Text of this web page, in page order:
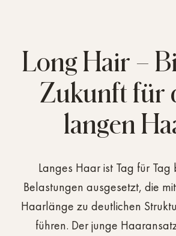
Long Hair –
Zukunft für
langen
Langes Haar ist Tag für Tag
Belastungen ausgesetzt, die mit
Haarlänge zu deutlichen
führen. Der junge